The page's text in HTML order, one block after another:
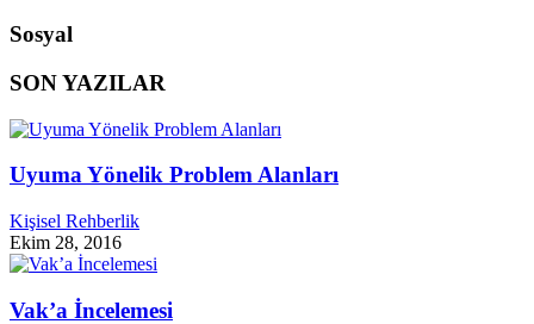
Sosyal
SON YAZILAR
Uyuma Yönelik Problem Alanları
Kişisel Rehberlik
Ekim 28, 2016
Vak’a İncelemesi